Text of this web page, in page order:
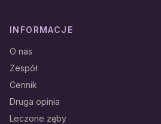
INFORMACJE
O nas
Zespół
Cennik
Druga opinia
Leczone zęby